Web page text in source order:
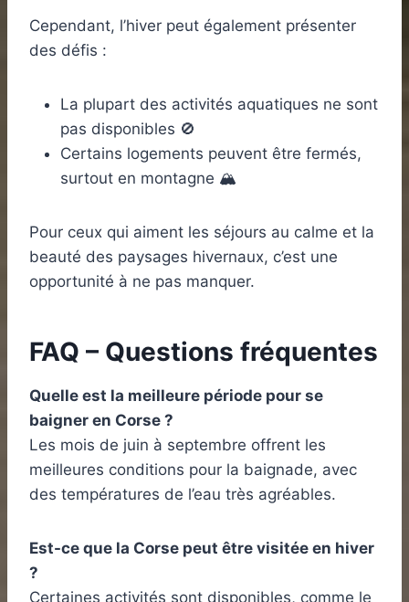
Cependant, l’hiver peut également présenter
des défis :
La plupart des activités aquatiques ne sont
pas disponibles 🚫
Certains logements peuvent être fermés,
surtout en montagne 🏔️
Pour ceux qui aiment les séjours au calme et la
beauté des paysages hivernaux, c’est une
opportunité à ne pas manquer.
FAQ – Questions fréquentes
Quelle est la meilleure période pour se
baigner en Corse ?
Les mois de juin à septembre offrent les
meilleures conditions pour la baignade, avec
des températures de l’eau très agréables.
Est-ce que la Corse peut être visitée en hiver
?
Certaines activités sont disponibles, comme le